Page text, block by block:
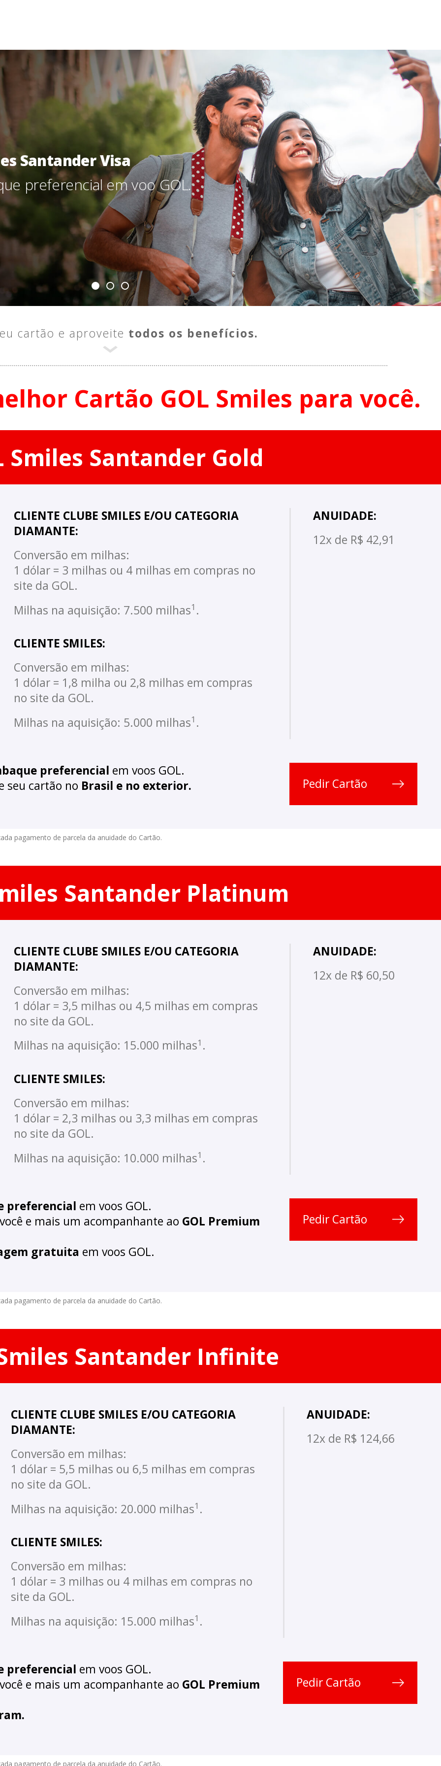
Visa
em voo GOL.
cartão e aproveite todos os benefícios.
Cartão GOL Smiles para você.
Smiles Santander Gold
CLIENTE CLUBE SMILES E/OU CATEGORIA
DIAMANTE:
Conversão em milhas:
1 dólar = 3 milhas ou 4 milhas em compras no
site da GOL.
Milhas na aquisição: 7.500 milhas1 .
CLIENTE SMILES:
Conversão em milhas:
1 dólar = 1,8 milha ou 2,8 milhas em compras
no site da GOL.
Milhas na aquisição: 5.000 milhas1 .
ANUIDADE:
12x de R$ 42,91
preferencial em voos GOL.
seu cartão no Brasil e no exterior. Pedir Cartão
pagamento de parcela da anuidade do Cartão.
Santander Platinum
CLIENTE CLUBE SMILES E/OU CATEGORIA
DIAMANTE:
Conversão em milhas:
1 dólar = 3,5 milhas ou 4,5 milhas em compras
no site da GOL.
Milhas na aquisição: 15.000 milhas1 .
CLIENTE SMILES:
Conversão em milhas:
1 dólar = 2,3 milhas ou 3,3 milhas em compras
no site da GOL.
Milhas na aquisição: 10.000 milhas1 .
ANUIDADE:
12x de R$ 60,50
preferencial em voos GOL.
e mais um acompanhante ao GOL Premium
gratuita em voos GOL.
Pedir Cartão
pagamento de parcela da anuidade do Cartão.
Santander Infinite
CLIENTE CLUBE SMILES E/OU CATEGORIA
DIAMANTE:
Conversão em milhas:
1 dólar = 5,5 milhas ou 6,5 milhas em compras
no site da GOL.
Milhas na aquisição: 20.000 milhas1 .
CLIENTE SMILES:
Conversão em milhas:
1 dólar = 3 milhas ou 4 milhas em compras no
site da GOL.
Milhas na aquisição: 15.000 milhas1 .
ANUIDADE:
12x de R$ 124,66
preferencial em voos GOL.
e mais um acompanhante ao GOL Premium
Pedir Cartão
pagamento de parcela da anuidade do Cartão.